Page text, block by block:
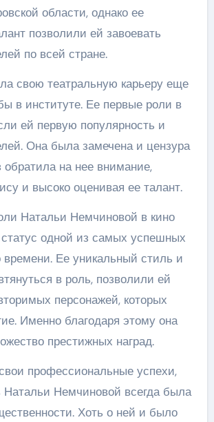
области, однако ее
позволили ей завоевать
по всей стране.
свою театральную карьеру еще
в институте. Ее первые роли в
ей первую популярность и
Она была замечена и цензура
обратила на нее внимание,
и высоко оценивая ее талант.
Натальи Немчиновой в кино
одной из самых успешных
времени. Ее уникальный стиль и
в роль, позволили ей
персонажей, которых
Именно благодаря этому она
престижных наград.
профессиональные успехи,
Натальи Немчиновой всегда была
Хоть о ней и было